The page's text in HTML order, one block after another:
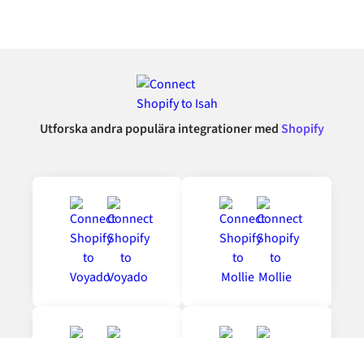
Utforska andra populära integrationer medShopify